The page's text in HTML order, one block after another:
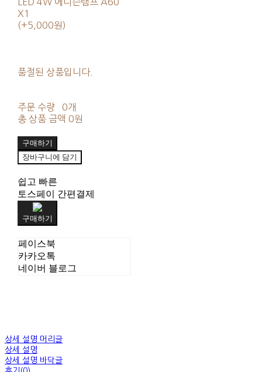
X1
(+5,000원)
품절된 상품입니다.
주문 수량
0개
총 상품 금액 0원
구매하기
장바구니에 담기
쉽고 빠른
토스페이 간편결제
구매하기
페이스북
카카오톡
네이버 블로그
상세 설명 머리글
상세 설명
상세 설명 바닥글